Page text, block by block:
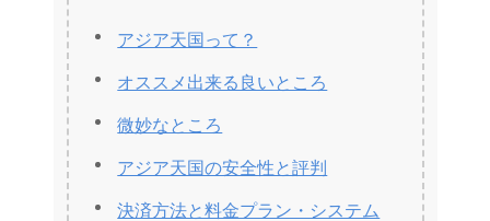
アジア天国って？
オススメ出来る良いところ
微妙なところ
アジア天国の安全性と評判
決済方法と料金プラン・システム